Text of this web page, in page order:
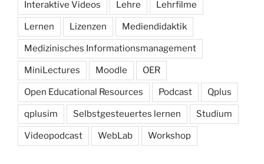
Interaktive Videos Lehre Lehrfilme
Lernen Lizenzen Mediendidaktik
Medizinisches Informationsmanagement
MiniLectures Moodle OER
Open Educational Resources Podcast Qplus
qplusim Selbstgesteuertes lernen Studium
Videopodcast WebLab Workshop